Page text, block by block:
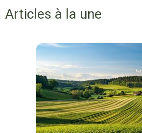
Articles à la une